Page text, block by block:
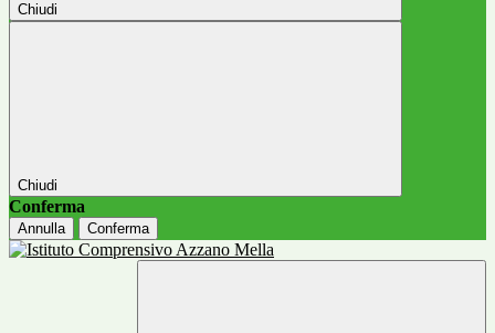
Chiudi
Chiudi
Conferma
Annulla Conferma